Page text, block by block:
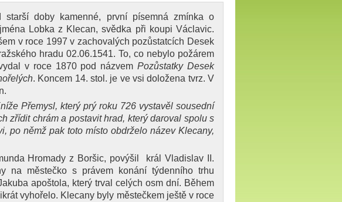
doby kamenné, první písemná zmínka o
Lobka z Klecan, svědka při koupi Václavic.
v roce 1997 v zachovalých pozůstatcích Desek
hradu 02.06.1541. To, co nebylo požárem
v roce 1870 pod názvemPozůstatky Desek
. Koncem 14. stol. je ve vsi doložena tvrz. V
Přemysl, který prý roku 726 vystavěl sousední
zřídit chrám a postavit hrad, který daroval spolu s
po němž pak toto místo obdrželo název Klecany,
Hromady z Boršic, povýšil král Vladislav II.
na městečko s právem konání týdenního trhu
apoštola, který trval celých osm dní. Během
vyhořelo. Klecany byly městečkem ještě v roce